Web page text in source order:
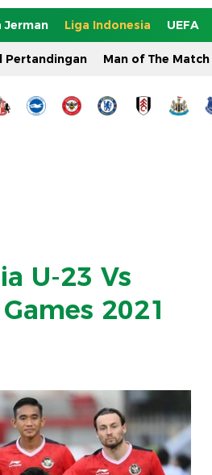
Jerman Liga Indonesia UEFA
Pertandingan Man of The Match
U-23 Vs
2021